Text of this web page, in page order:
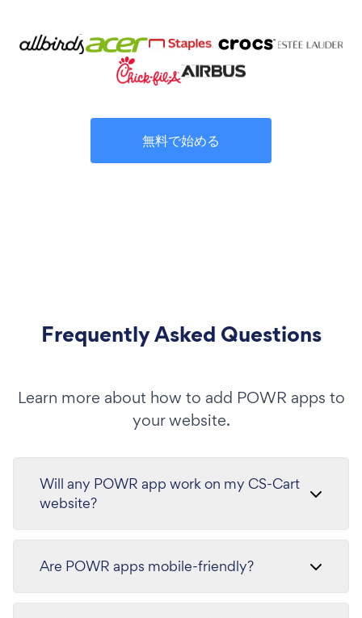
無料で始める
Frequently Asked Questions
Learn more about how to add POWR apps to
your website.
Will any POWR app work on my CS-Cart
website?
Are POWR apps mobile-friendly?